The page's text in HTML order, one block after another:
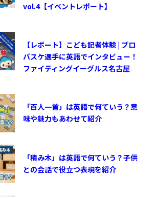
vol.4【イベントレポート】
【レポート】こども記者体験 | プロ
バスケ選手に英語でインタビュー！
ファイティングイーグルス名古屋
「百人一首」は英語で何ていう？意
味や魅力もあわせて紹介
「積み木」は英語で何ていう？子供
との会話で役立つ表現を紹介